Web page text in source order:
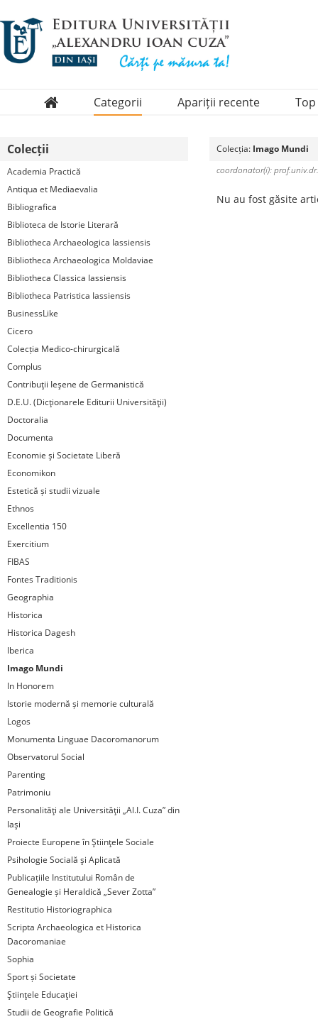
Categorii Apariții recente Top
Colecții
Academia Practică
Antiqua et Mediaevalia
Bibliografica
Biblioteca de Istorie Literară
Bibliotheca Archaeologica Iassiensis
Bibliotheca Archaeologica Moldaviae
Bibliotheca Classica Iassiensis
Bibliotheca Patristica Iassiensis
BusinessLike
Cicero
Colecția Medico-chirurgicală
Complus
Contribuţii Ieşene de Germanistică
D.E.U. (Dicţionarele Editurii Universităţii)
Doctoralia
Documenta
Economie şi Societate Liberă
Economikon
Estetică și studii vizuale
Ethnos
Excellentia 150
Exercitium
FIBAS
Fontes Traditionis
Geographia
Historica
Historica Dagesh
Iberica
Imago Mundi
In Honorem
Istorie modernă și memorie culturală
Logos
Monumenta Linguae Dacoromanorum
Observatorul Social
Parenting
Patrimoniu
Personalităţi ale Universităţii „Al.I. Cuza” din
Iaşi
Proiecte Europene în Ştiinţele Sociale
Psihologie Socială şi Aplicată
Publicațiile Institutului Român de
Genealogie și Heraldică „Sever Zotta”
Restitutio Historiographica
Scripta Archaeologica et Historica
Dacoromaniae
Sophia
Sport și Societate
Ştiinţele Educaţiei
Studii de Geografie Politică
Colecția: Imago Mundi
coordonator(i):
Nu au fost găsite